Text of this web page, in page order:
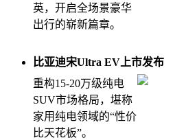
英，开启全场景豪华
出行的崭新篇章。
比亚迪宋Ultra EV上市发布
重构15-20万级纯电
SUV市场格局，堪称
家用纯电领域的“性价
比天花板”。